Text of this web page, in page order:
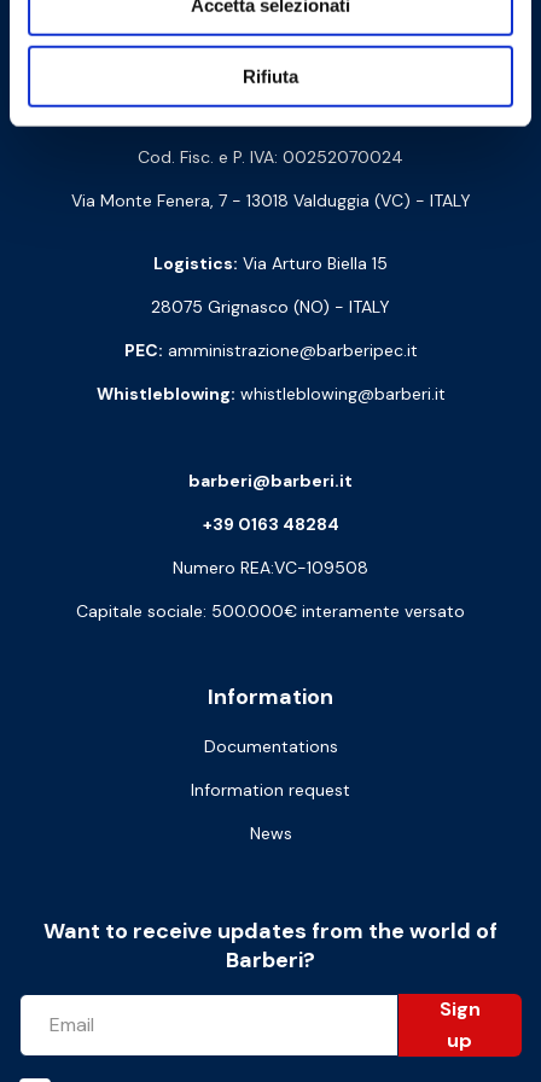
Accetta selezionati
Rifiuta
Contact us
Barberi Rubinetterie Industriali S.r.l. a socio unico
Cod. Fisc. e P. IVA: 00252070024
Via Monte Fenera, 7 - 13018 Valduggia (VC) - ITALY
Logistics: Via Arturo Biella 15
28075 Grignasco (NO) - ITALY
PEC: amministrazione@barberipec.it
Whistleblowing: whistleblowing@barberi.it
Information
Documentations
Information request
News
barberi@barberi.it
+39 0163 48284
Numero REA:VC-109508
Capitale sociale: 500.000€ interamente versato
Want to receive updates from the world of
Barberi?
Sign
up